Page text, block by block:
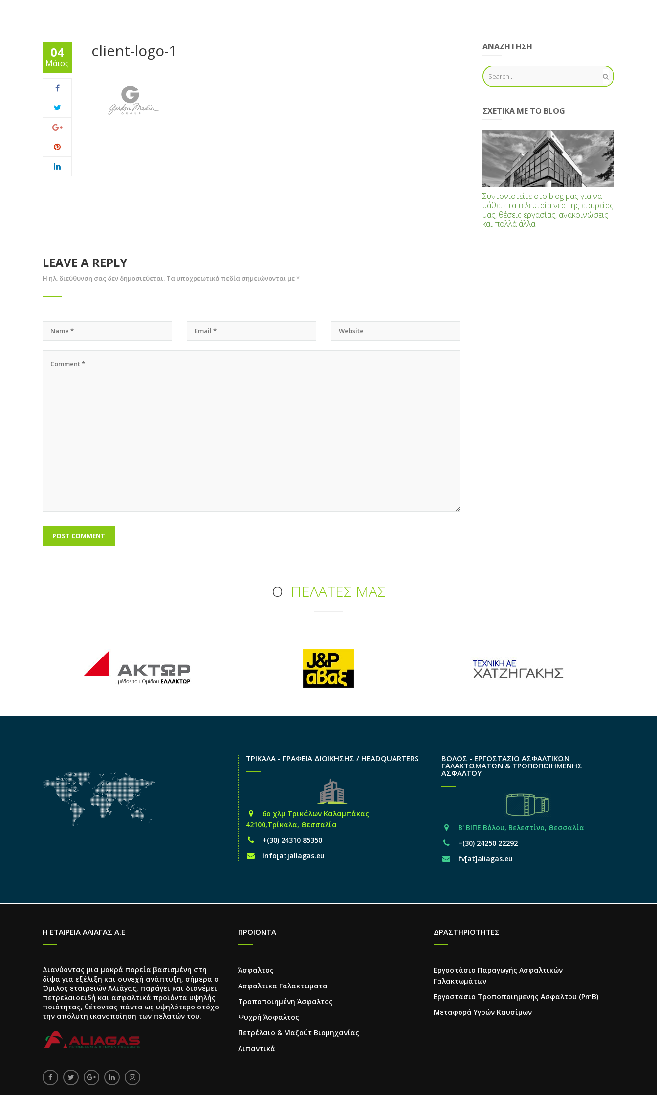
04
Μάιος
client-logo-1
LEAVE A REPLY
Η ηλ. διεύθυνση σας δεν δημοσιεύεται. Τα υποχρεωτικά πεδία σημειώνονται με*
ΑΝΑΖΗΤΗΣΗ
ΣΧΕΤΙΚΆ ΜΕ ΤΟ BLOG
Συντονιστείτε στο blog μας για να
μάθετε τα τελευταία νέα της εταιρείας
μας, θέσεις εργασίας, ανακοινώσεις
και πολλά άλλα.
ΟΙ ΠΕΛΑΤΕΣ ΜΑΣ
ΤΡΙΚΑΛΑ - ΓΡΑΦΕΙΑ ΔΙΟΙΚΗΣΗΣ / HEADQUARTERS
6o χλμ Τρικάλων Καλαμπάκας
42100,Τρίκαλα, Θεσσαλία
+(30) 24310 85350
info[at]aliagas.eu
ΒΟΛΟΣ - ΕΡΓΟΣΤΑΣΙΟ ΑΣΦΑΛΤΙΚΩΝ
ΓΑΛΑΚΤΩΜΑΤΩΝ & ΤΡΟΠΟΠΟΙΗΜΕΝΗΣ
ΑΣΦΑΛΤΟΥ
Β' ΒΙΠΕ Βόλου, Βελεστίνο, Θεσσαλία
+(30) 24250 22292
fv[at]aliagas.eu
Η ΕΤΑΙΡΕΙΑ ΑΛΙΑΓΑΣ Α.Ε
Διανύοντας μια μακρά πορεία βασισμένη στη
δίψα για εξέλιξη και συνεχή ανάπτυξη, σήμερα ο
Όμιλος εταιρειών Αλιάγας, παράγει και διανέμει
πετρελαιοειδή και ασφαλτικά προϊόντα υψηλής
ποιότητας, θέτοντας πάντα ως υψηλότερο στόχο
την απόλυτη ικανοποίηση των πελατών του.
ΠΡΟΙΟΝΤΑ
Άσφαλτος
Ασφαλτικα Γαλακτωματα
Τροποποιημένη Άσφαλτος
Ψυχρή Άσφαλτος
Πετρέλαιο & Μαζούτ Βιομηχανίας
Λιπαντικά
ΔΡΑΣΤΗΡΙΟΤΗΤΕΣ
Εργοστάσιο Παραγωγής Ασφαλτικών
Γαλακτωμάτων
Εργοστασιο Τροποποιημενης Ασφαλτου (PmB)
Μεταφορά Υγρών Καυσίμων